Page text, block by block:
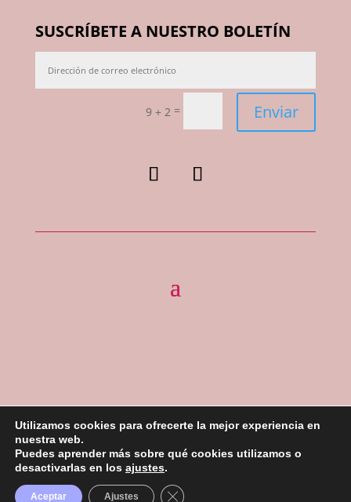
SUSCRÍBETE A NUESTRO BOLETÍN
9 + 2 = Enviar
Todos los Derechos reservados «La Duquesa Cakes»
2023 –
Desarrollado por ROI Agencia Creativa
Utilizamos cookies para ofrecerte la mejor experiencia en
nuestra web.
Puedes aprender más sobre qué cookies utilizamos o
desactivarlas en los ajustes.
Aceptar Ajustes Cerrar el banner de cookies RGPD